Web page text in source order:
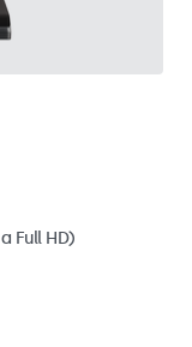
Full HD)